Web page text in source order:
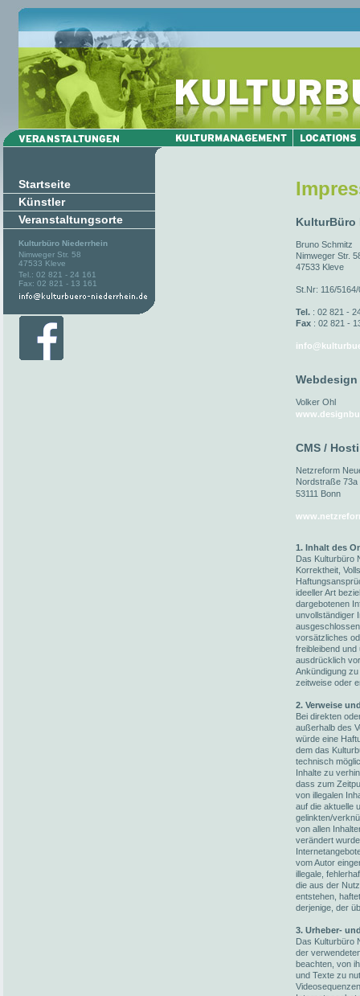
Startseite
Künstler
Veranstaltungsorte
Kulturbüro Niederrhein
Nimweger Str. 58
47533 Kleve
Tel.: 02 821 - 24 161
Fax: 02 821 - 13 161
KulturBüro
Bruno Schmitz
Nimweger Str.
47533 Kleve
St.Nr: 116/
Tel. : 02 821 -
Fax : 02 821 -
Webdesign
Volker Ohl
CMS /
Netzreform
Nordstraße 73a
53111 Bonn
1. Inhalt des
Das Kulturbüro
Korrektheit,
ideeller Art
dargebotenen
unvollständiger
vorsätzliches
freibleibend
ausdrücklich
Ankündigung
zeitweise oder
2. Verweise
Bei direkten
außerhalb des
würde eine
dem das
technisch
Inhalte zu
dass zum
von illegalen
auf die aktuelle
gelinkten/
von allen
verändert
vom Autor
illegale,
die aus der
entstehen,
derjenige, der
3. Urheber-
Das Kulturbüro
der
beachten, von
und Texte zu